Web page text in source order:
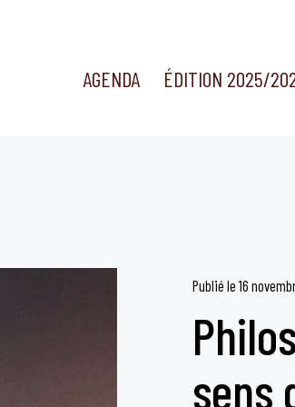
AGENDA ÉDITION 2025/
Publié le16
sens